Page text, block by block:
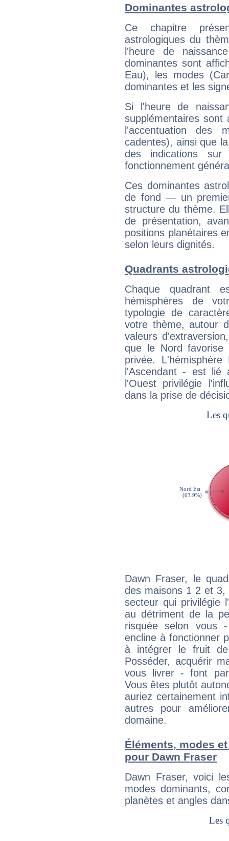
Dominantes
Ce chapitre
astrologiques du
l'heure de
dominantes sont
Eau), les modes
dominantes et les
Si l'heure de
supplémentaires sont
l'accentuation des
cadentes), ainsi que
des indications sur
fonctionnement
Ces dominantes
de fond — un
structure du thème.
de présentation,
positions planétaires
selon leurs dignités.
Quadrants
Chaque quadrant
hémisphères de
typologie de
votre thème, autour
valeurs
que le Nord favorise
privée.
l'Ascendant - est
l'Ouest privilégie
dans la prise de
Dawn Fraser, le
des maisons 1 2 et
secteur qui privilégie
au détriment de la
risquée selon vous
encline à fonctionner
à intégrer le fruit
Posséder, acquérir
vous livrer - font
Vous êtes plutôt
auriez certainement
autres pour
domaine.
Éléments, modes
pour Dawn Fraser
Dawn Fraser, voici
modes dominants,
planètes et angles